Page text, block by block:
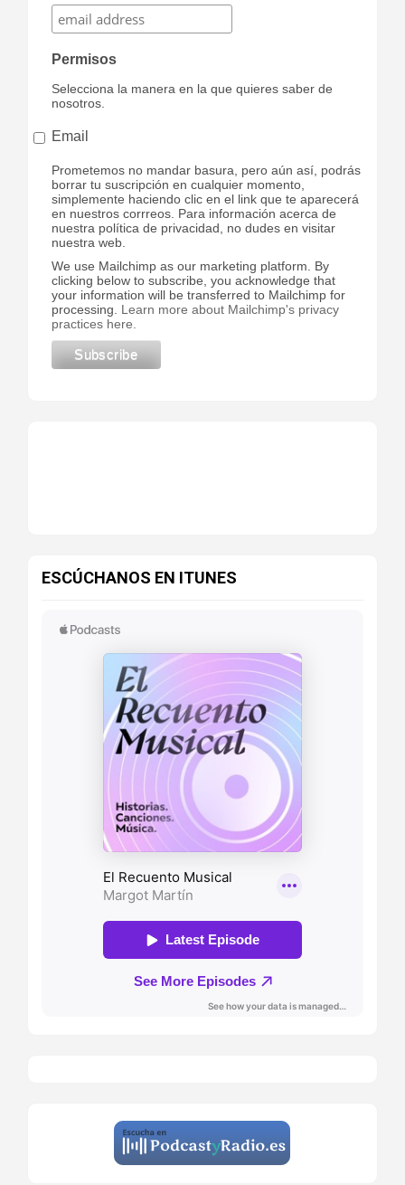
Permisos
Selecciona la manera en la que quieres saber de
nosotros.
Email
Prometemos no mandar basura, pero aún así, podrás
borrar tu suscripción en cualquier momento,
simplemente haciendo clic en el link que te aparecerá
en nuestros corrreos. Para información acerca de
nuestra política de privacidad, no dudes en visitar
nuestra web.
We use Mailchimp as our marketing platform. By
clicking below to subscribe, you acknowledge that
your information will be transferred to Mailchimp for
processing. Learn more about Mailchimp's privacy
practices here.
ESCÚCHANOS EN ITUNES